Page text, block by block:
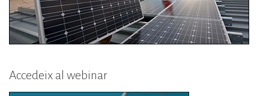
Accedeix al webinar